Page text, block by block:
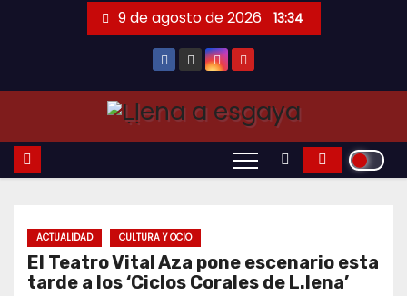
9 de agosto de 2026 13:34
ACTUALIDAD CULTURA Y OCIO
El Teatro Vital Aza pone escenario esta
tarde a los ‘Ciclos Corales de L.lena’